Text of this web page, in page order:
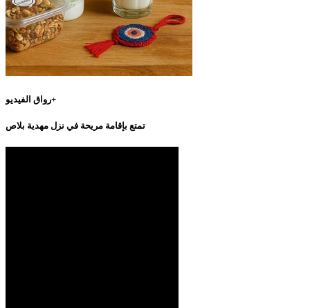
رواق الفيديو+
تمتع بإقامة مريحة في نزل مهدية بلاص